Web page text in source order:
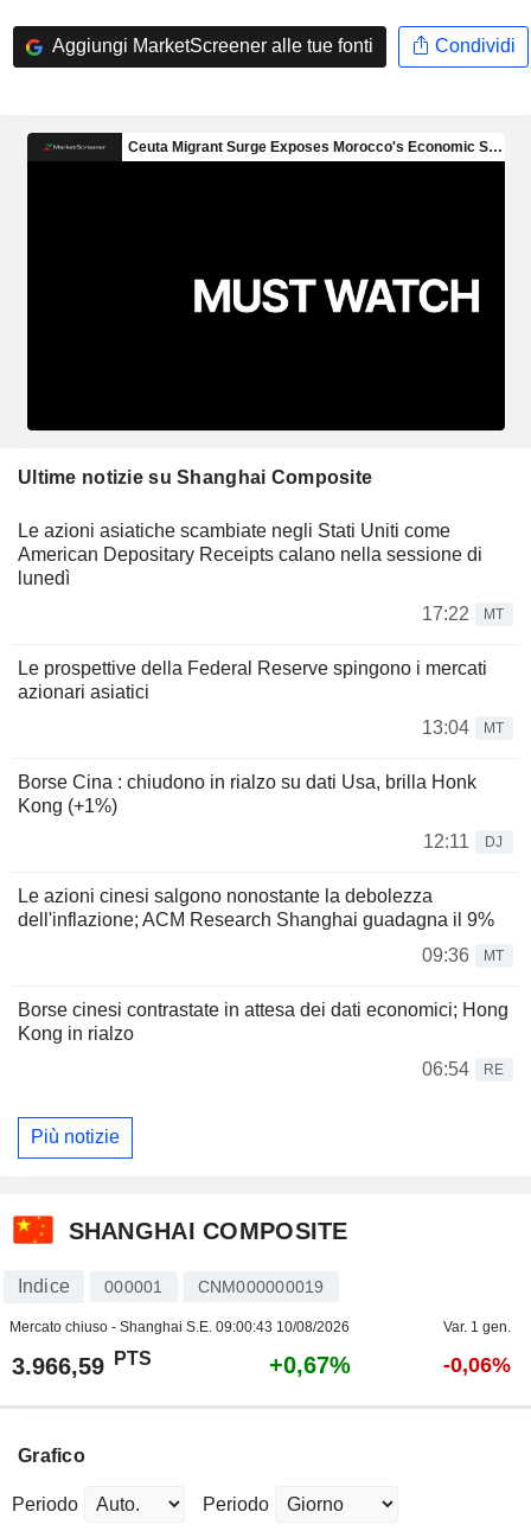
Aggiungi MarketScreener alle tue fonti Condividi
Ultime notizie su Shanghai Composite
Le azioni asiatiche scambiate negli Stati Uniti come
American Depositary Receipts calano nella sessione di
lunedì
17:22
MT
Le prospettive della Federal Reserve spingono i mercati
azionari asiatici
13:04
MT
Borse Cina : chiudono in rialzo su dati Usa, brilla Honk
Kong (+1%)
12:11
DJ
Le azioni cinesi salgono nonostante la debolezza
dell'inflazione; ACM Research Shanghai guadagna il 9%
09:36
MT
Borse cinesi contrastate in attesa dei dati economici; Hong
Kong in rialzo
06:54
RE
Più notizie
SHANGHAI COMPOSITE
Indice 000001 CNM000000019
Mercato chiuso - Shanghai S.E. 09:00:43 10/08/2026 Var. 1 gen.
3.966,59 PTS +0,67% -0,06%
Grafico
Periodo Periodo